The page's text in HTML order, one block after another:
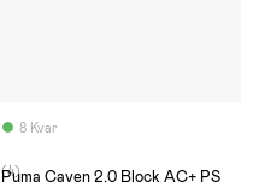
8 Kvar
(4)
Puma Caven 2.0 Block AC+ PS